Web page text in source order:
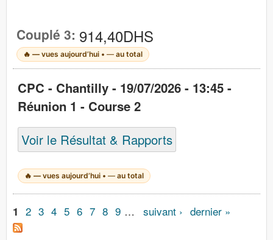
Couplé 3: 914,40DHS
🔥 —vues aujourd’hui • —au total
CPC - Chantilly - 19/07/2026 - 13:45 -
Réunion 1 - Course 2
Voir le Résultat & Rapports
🔥— vues aujourd’hui •— au total
Pages
1 2 3 4 5 6 7 8 9 … suivant › dernier »